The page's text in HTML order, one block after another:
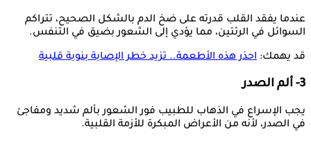
عندما يفقد القلب قدرته على ضخ الدم بالشكل الصحيح، تتراكم
السوائل في الرئتين، مما يؤدي إلى الشعور بضيق في التنفس.
قد يهمك: احذر هذه الأطعمة.. تزيد خطر الإصابة بنوبة قلبية
3- ألم الصدر
يجب الإسراع في الذهاب للطبيب فور الشعور بألم شديد ومفاجئ
في الصدر، لأنه من الأعراض المبكرة للأزمة القلبية.